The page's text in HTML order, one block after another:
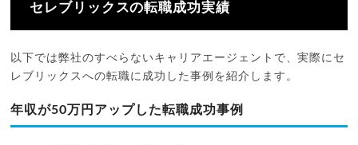
セレブリックスの転職成功実績
以下では弊社のすべらないキャリアエージェントで、実際にセ
レブリックスへの転職に成功した事例を紹介します。
年収が50万円アップした転職成功事例